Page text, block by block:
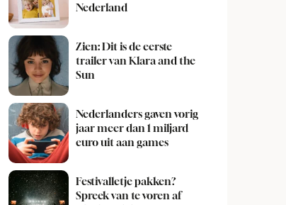
Nederland
Zien: Dit is de eerste
trailer van Klara and the
Sun
Nederlanders gaven vorig
jaar meer dan 1 miljard
euro uit aan games
Festivalletje pakken?
Spreek van te voren af